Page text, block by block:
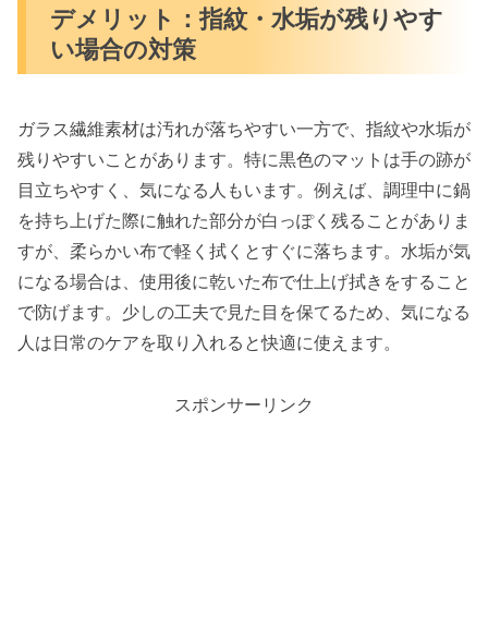
デメリット：指紋・水垢が残りやす
い場合の対策
ガラス繊維素材は汚れが落ちやすい一方で、指紋や水垢が
残りやすいことがあります。特に黒色のマットは手の跡が
目立ちやすく、気になる人もいます。例えば、調理中に鍋
を持ち上げた際に触れた部分が白っぽく残ることがありま
すが、柔らかい布で軽く拭くとすぐに落ちます。水垢が気
になる場合は、使用後に乾いた布で仕上げ拭きをすること
で防げます。少しの工夫で見た目を保てるため、気になる
人は日常のケアを取り入れると快適に使えます。
スポンサーリンク